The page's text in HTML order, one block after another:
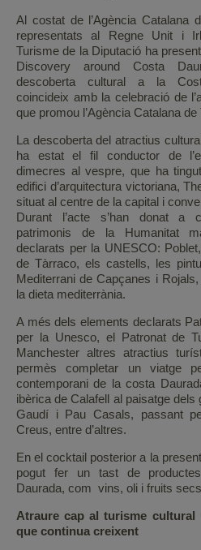
Al costat de l’Agència Catalana
representats al Regne Unit i
Turisme de la Diputació ha
Discovery around Costa
descoberta cultural a la
coincideix amb la celebració de
que promou l’Agència Catalana de
La descoberta del atractius
ha estat el fil conductor de
dimecres al vespre, que ha
edifici d’arquitectura victoriana,
situat al centre de la capital i
Durant l’acte s’han donat a
patrimonis de la Humanitat
declarats per la UNESCO:
de Tàrraco, els castells, les
Mediterrani de Capçanes i
la dieta mediterrània.
A més dels elements declarats
per la Unesco, el Patronat de
Manchester altres atractius
permès completar un viatge
contemporani de la costa
ibèrica de Calafell al paisatge
Gaudí i Pau Casals, passant
Creus, entre d’altres.
En el cocktail posterior a la
pogut fer un tast de
Daurada, com vins, oli i fruits
Atraure cap al turisme cultural
que continua creixent